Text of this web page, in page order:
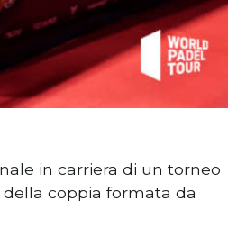
in carriera di un torneo
coppia formata da